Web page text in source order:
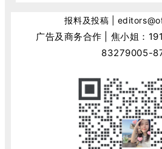
报料及投稿 |
广告及商务合作 | 焦小姐：
83279005-